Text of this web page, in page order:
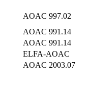
AOAC 997.02
AOAC 991.14
AOAC 991.14
ELFA-AOAC
AOAC 2003.07